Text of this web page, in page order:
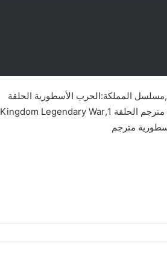
مسلسل المملكة:الحرب الأسطورية,Kingdom Legendary War,مسلسل المملكة:الحرب الأسطورية الحلقة
1,Kingdom Legendary War مترجم,Kingdom Legendary War مترجم الحلقة 1,Kingdom Legendary War